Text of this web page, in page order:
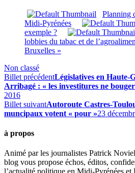
Planning
Midi-Pyrénées
exemple ?
lobbies du tabac et de
Bruxelles »
Non classé
Billet précédentLégislatives en Haute-
Arribagé : « les investitures ne
2016
Billet suivantAutoroute Castres-
muncipaux votent « pour »23
à propos
Animé par les journalistes Patrick
blog vous propose échos, éditos,